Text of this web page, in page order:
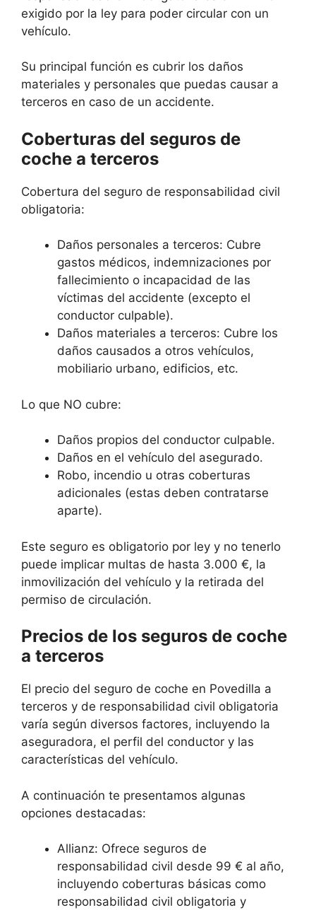
exigido por la ley para poder circular con un
vehículo.
Su principal función es cubrir los daños
materiales y personales que puedas causar a
terceros en caso de un accidente.
Coberturas del seguros de
coche a terceros
Cobertura del seguro de responsabilidad civil
obligatoria:
Daños personales a terceros: Cubre
gastos médicos, indemnizaciones por
fallecimiento o incapacidad de las
víctimas del accidente (excepto el
conductor culpable).
Daños materiales a terceros: Cubre los
daños causados a otros vehículos,
mobiliario urbano, edificios, etc.
Lo que NO cubre:
Daños propios del conductor culpable.
Daños en el vehículo del asegurado.
Robo, incendio u otras coberturas
adicionales (estas deben contratarse
aparte).
Este seguro es obligatorio por ley y no tenerlo
puede implicar multas de hasta 3.000 €, la
inmovilización del vehículo y la retirada del
permiso de circulación.
Precios de los seguros de coche
a terceros
El precio del seguro de coche en Povedilla a
terceros y de responsabilidad civil obligatoria
varía según diversos factores, incluyendo la
aseguradora, el perfil del conductor y las
características del vehículo.
A continuación te presentamos algunas
opciones destacadas:
Allianz: Ofrece seguros de
responsabilidad civil desde 99 € al año,
incluyendo coberturas básicas como
responsabilidad civil obligatoria y